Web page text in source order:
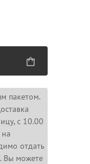
пакетом.
с 10.00
отдать
Вы можете